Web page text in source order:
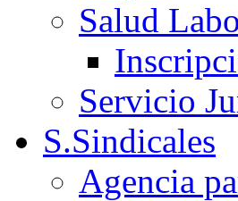
Salud
Servicio
S.Sindicales
Agencia